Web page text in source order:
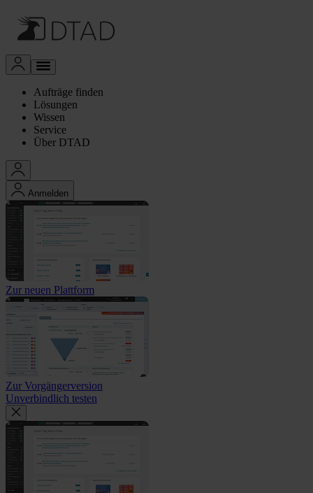
Aufträge finden
Lösungen
Wissen
Service
Über DTAD
Anmelden
Zur neuen Plattform
Zur Vorgängerversion
Unverbindlich testen